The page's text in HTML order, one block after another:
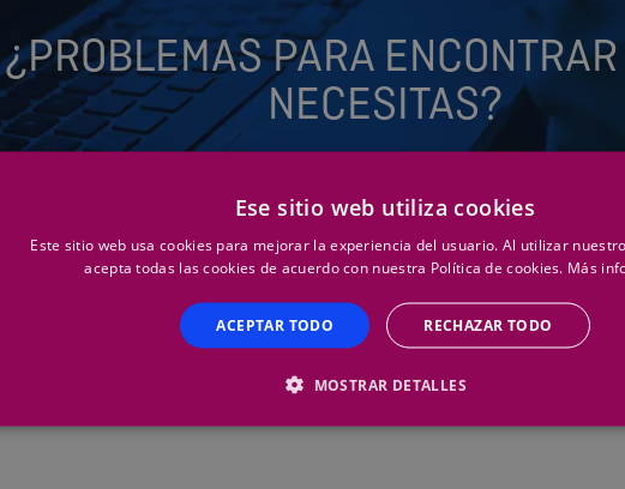
¿PROBLEMAS PARA
NECESITAS?
no contiene algún error ortográfico. Si continuas sin tener resultados,
Herco y te atenderemos en nuestro horario habitual.
Ese sitio web utiliza cookies
Este sitio web usa cookies para mejorar la experiencia del usuario. Al utilizar
acepta todas las cookies de acuerdo con nuestra Política de cookies. Más
ACEPTAR TODO RECHAZAR TODO
MOSTRAR DETALLES